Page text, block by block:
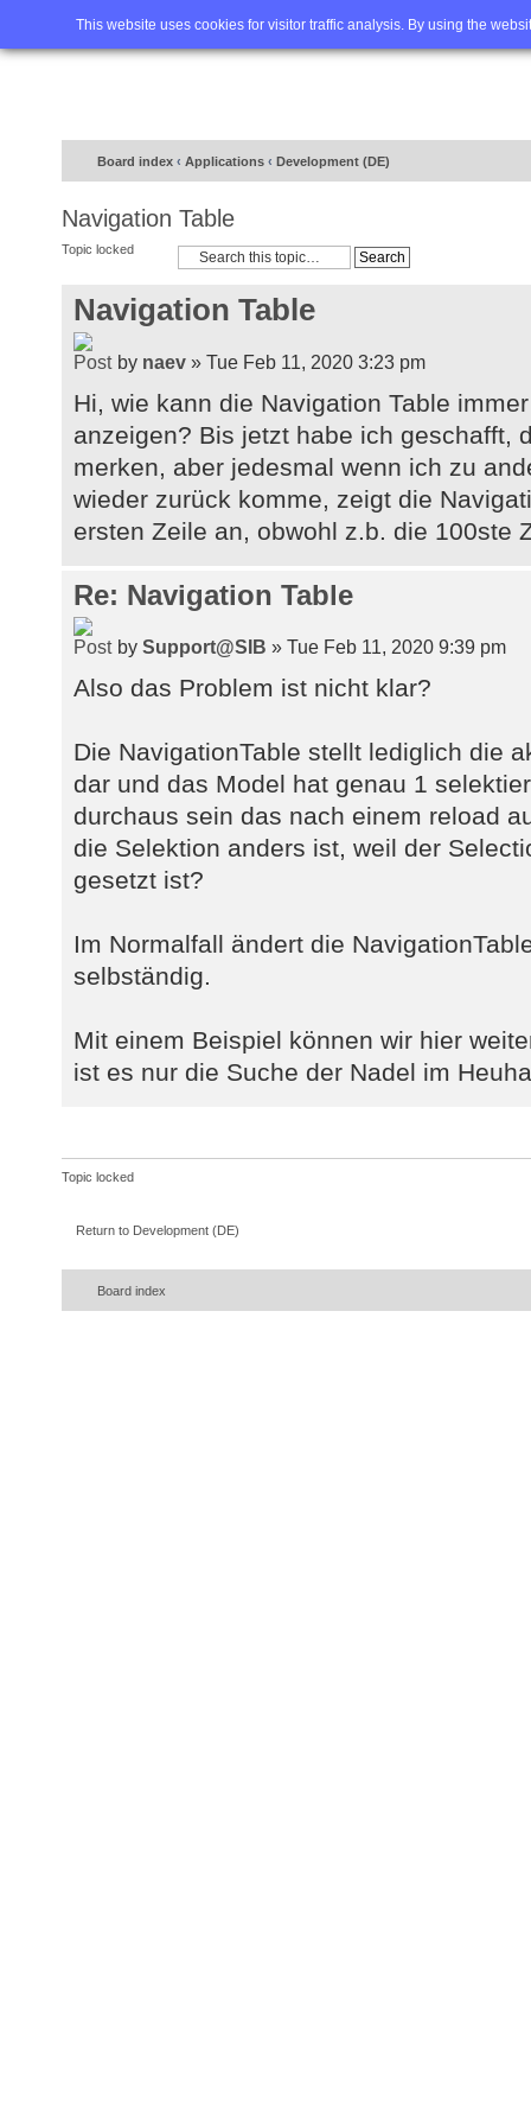
This website uses cookies for visitor traffic analysis. By using the
Home FAQ Advanced
Board index ‹ Applications ‹ Development (DE)
Navigation Table
Topic locked
Navigation Table
by naev » Tue Feb 11, 2020 3:23 pm
Hi, wie kann die Navigation Table
anzeigen? Bis jetzt habe ich geschafft,
merken, aber jedesmal wenn ich zu
wieder zurück komme, zeigt die
ersten Zeile an, obwohl z.b. die 100ste
Re: Navigation Table
by Support@SIB » Tue Feb 11, 2020 9:39 pm
Also das Problem ist nicht klar?
Die NavigationTable stellt lediglich die
dar und das Model hat genau 1
durchaus sein das nach einem reload
die Selektion anders ist, weil der
gesetzt ist?
Im Normalfall ändert die
selbständig.
Mit einem Beispiel können wir hier
ist es nur die Suche der Nadel im
Topic locked
Return to Development (DE)
Board index